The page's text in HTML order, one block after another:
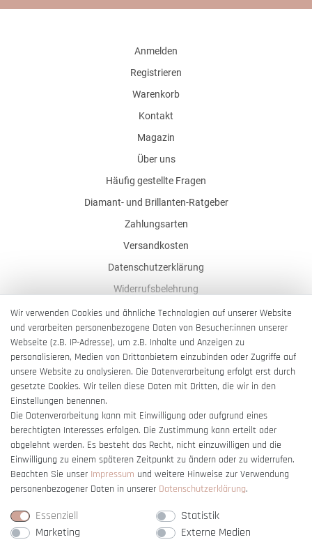
Anmelden
Registrieren
Warenkorb
Kontakt
Magazin
Über uns
Häufig gestellte Fragen
Diamant- und Brillanten-Ratgeber
Zahlungsarten
Versandkosten
Datenschutzerklärung
Widerrufsbelehrung
AGB
Impressum
Barrierefreiheitserklärung
Vertrag widerrufen
Wir verwenden Cookies und ähnliche Technologien auf unserer Website
und verarbeiten personenbezogene Daten von Besucher:innen unserer
Webseite (z.B. IP-Adresse), um z.B. Inhalte und Anzeigen zu
personalisieren, Medien von Drittanbietern einzubinden oder Zugriffe auf
unsere Website zu analysieren. Die Datenverarbeitung erfolgt erst durch
gesetzte Cookies. Wir teilen diese Daten mit Dritten, die wir in den
Einstellungen benennen.
Die Datenverarbeitung kann mit Einwilligung oder aufgrund eines
berechtigten Interesses erfolgen. Die Zustimmung kann erteilt oder
abgelehnt werden. Es besteht das Recht, nicht einzuwilligen und die
Einwilligung zu einem späteren Zeitpunkt zu ändern oder zu widerrufen.
Beachten Sie unser Impressum und weitere Hinweise zur Verwendung
personenbezogener Daten in unserer Daten­schutz­erklärung.
Essenziell
Statistik
Marketing
Externe Medien